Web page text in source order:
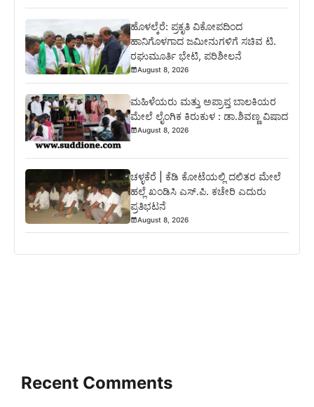
ಹೊಳಲ್ಕೆರೆ: ಪ್ರಕೃತಿ ವಿಕೋಪದಿಂದ
ಹಾನಿಗೊಳಗಾದ ಜಮೀನುಗಳಿಗೆ ಸಚಿವ ಟಿ.
ರಘುಮೂರ್ತಿ ಭೇಟಿ, ಪರಿಶೀಲನೆ
August 8, 2026
ಮಹಿಳೆಯರು ಮತ್ತು ಅಪ್ರಾಪ್ತ ಬಾಲಕಿಯರ
ಮೇಲೆ ಲೈಂಗಿಕ ಕಿರುಕುಳ : ಡಾ.ಶಿವಣ್ಣ ವಿಷಾದ
August 8, 2026
ಚಳ್ಳಕೆರೆ | ಕೆಡಿ ಕೋಟೆಯಲ್ಲಿ ದಲಿತರ ಮೇಲೆ
ಹಲ್ಲೆ ಖಂಡಿಸಿ ಎಸ್.ಪಿ. ಕಚೇರಿ ಎದುರು
ಪ್ರತಿಭಟನೆ
August 8, 2026
Recent Comments